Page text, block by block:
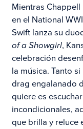
Mientras
en el National
Swift lanza su
of a Showgirl,
celebración
la música. Tanto
drag engalanado
quiere es
incondicionales,
que brilla y reluce